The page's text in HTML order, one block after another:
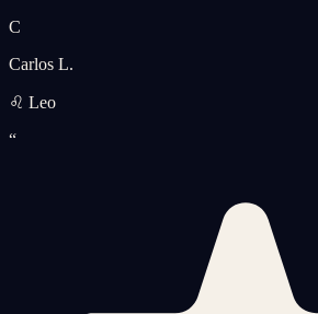
C
Carlos L.
♌ Leo
“